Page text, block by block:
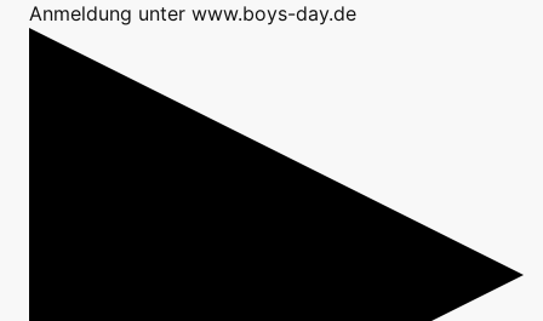
Anmeldung unter www.boys-day.de